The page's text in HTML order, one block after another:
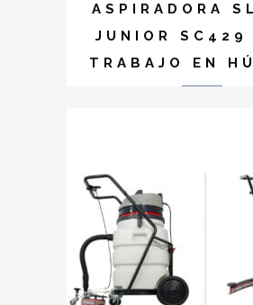
ASPIRADORA
JUNIOR SC429
TRABAJO EN